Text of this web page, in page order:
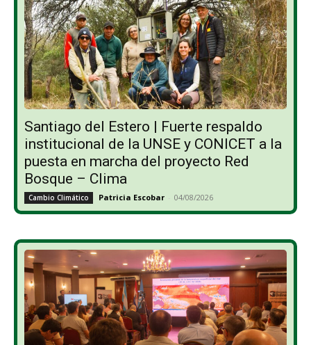
Santiago del Estero | Fuerte respaldo
institucional de la UNSE y CONICET a la
puesta en marcha del proyecto Red
Bosque – Clima
Cambio Climático Patricia Escobar - 04/08/2026